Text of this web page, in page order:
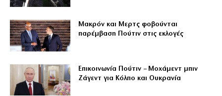
Μακρόν και Μερτς φοβούνται
παρέμβαση Πούτιν στις εκλογές
Επικοινωνία Πούτιν – Μοχάμεντ μπιν
Ζάγεντ για Κόλπο και Ουκρανία